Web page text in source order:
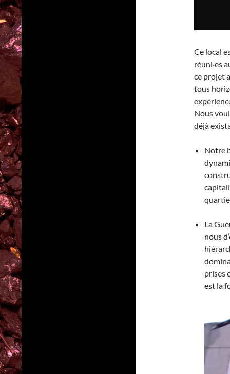
Ce local
réuni·es
ce projet
tous
Nous
déjà
Notre
La
nous
prises
est la